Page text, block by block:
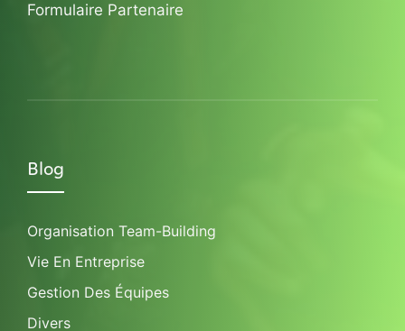
Formulaire Partenaire
Blog
Organisation Team-Building
Vie En Entreprise
Gestion Des Équipes
Divers